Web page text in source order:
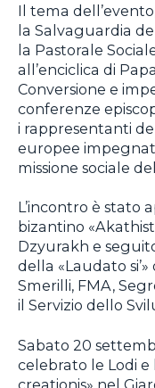
Il tema
la Salvaguardia
la Pastorale
all’enciclica di
Conversione e
conferenze
i rappresentanti
europee
missione sociale
L’incontro è stato
bizantino
Dzyurakh e
della «Laudato
Smerilli, FMA,
il Servizio dello
Sabato 20
celebrato le Lodi e
creationis» nel